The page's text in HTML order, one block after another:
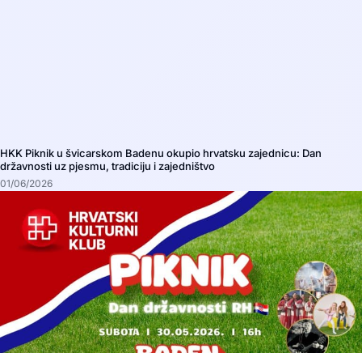
HKK Piknik u švicarskom Badenu okupio hrvatsku zajednicu: Dan
državnosti uz pjesmu, tradiciju i zajedništvo
01/06/2026